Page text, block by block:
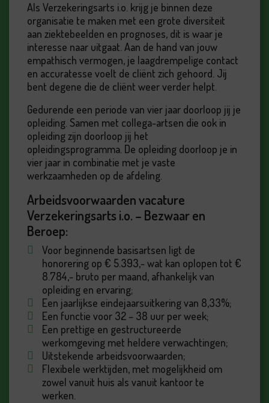
Als Verzekeringsarts i.o. krijg je binnen deze
organisatie te maken met een grote diversiteit
aan ziektebeelden en prognoses, dit is waar je
interesse naar uitgaat. Aan de hand van jouw
empathisch vermogen, je laagdrempelige contact
en accuratesse voelt de cliënt zich gehoord. Jij
bent degene die de cliënt weer verder helpt.
Gedurende een periode van vier jaar doorloop jij je
opleiding. Samen met collega-artsen die ook in
opleiding zijn doorloop jij het
opleidingsprogramma. De opleiding doorloop je in
vier jaar in combinatie met je vaste
werkzaamheden op de afdeling.
Arbeidsvoorwaarden vacature
Verzekeringsarts i.o. – Bezwaar en
Beroep:
Voor beginnende basisartsen ligt de
honorering op € 5.393,- wat kan oplopen tot €
8.784,- bruto per maand, afhankelijk van
opleiding en ervaring;
Een jaarlijkse eindejaarsuitkering van 8,33%;
Een functie voor 32 – 38 uur per week;
Een prettige en gestructureerde
werkomgeving met heldere verwachtingen;
Uitstekende arbeidsvoorwaarden;
Flexibele werktijden, met mogelijkheid om
zowel vanuit huis als vanuit kantoor te
werken.